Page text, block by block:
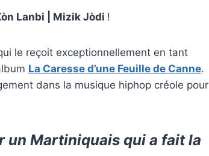
Lanbi | Mizik Jòdi !
le reçoit exceptionnellement en tant
La Caresse d’une Feuille de Canne.
dans la musique hiphop créole pour
un Martiniquais qui a fait la